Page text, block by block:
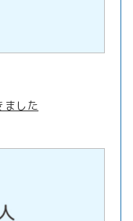
ました